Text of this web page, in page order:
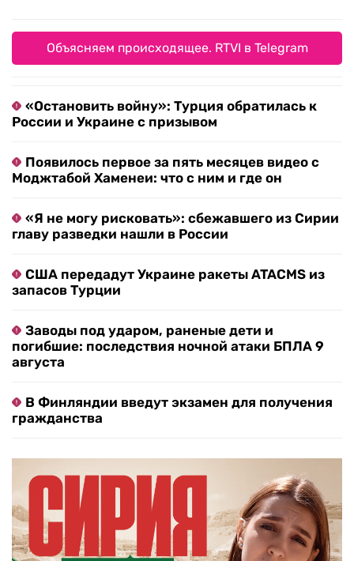
Объясняем происходящее. RTVI в Telegram
«Остановить войну»: Турция обратилась к
России и Украине с призывом
Появилось первое за пять месяцев видео с
Моджтабой Хаменеи: что с ним и где он
«Я не могу рисковать»: сбежавшего из Сирии
главу разведки нашли в России
США передадут Украине ракеты ATACMS из
запасов Турции
Заводы под ударом, раненые дети и
погибшие: последствия ночной атаки БПЛА 9
августа
В Финляндии введут экзамен для получения
гражданства